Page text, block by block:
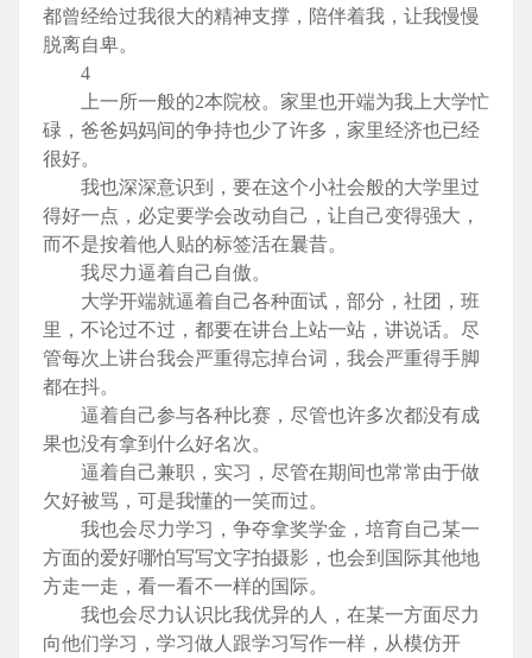
都曾经给过我很大的精神支撑，陪伴着我，让我慢慢
脱离自卑。
4
上一所一般的2本院校。家里也开端为我上大学忙
碌，爸爸妈妈间的争持也少了许多，家里经济也已经
很好。
我也深深意识到，要在这个小社会般的大学里过
得好一点，必定要学会改动自己，让自己变得强大，
而不是按着他人贴的标签活在曩昔。
我尽力逼着自己自傲。
大学开端就逼着自己各种面试，部分，社团，班
里，不论过不过，都要在讲台上站一站，讲说话。尽
管每次上讲台我会严重得忘掉台词，我会严重得手脚
都在抖。
逼着自己参与各种比赛，尽管也许多次都没有成
果也没有拿到什么好名次。
逼着自己兼职，实习，尽管在期间也常常由于做
欠好被骂，可是我懂的一笑而过。
我也会尽力学习，争夺拿奖学金，培育自己某一
方面的爱好哪怕写写文字拍摄影，也会到国际其他地
方走一走，看一看不一样的国际。
我也会尽力认识比我优异的人，在某一方面尽力
向他们学习，学习做人跟学习写作一样，从模仿开